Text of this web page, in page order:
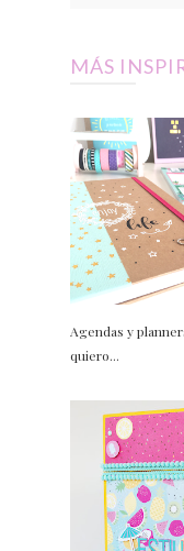
MÁS
Agendas y
quiero...